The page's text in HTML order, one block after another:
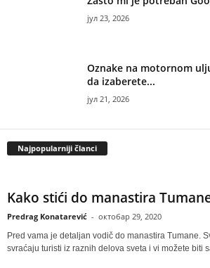
јул 23, 2026
Oznake na motornom
da izaberete...
јул 21, 2026
Najpopularniji članci
Kako stići do manastira
Predrag Konatarević - октобар 29, 2020
Pred vama je detaljan vodič do manastira Tumane.
svraćaju turisti iz raznih delova sveta i vi možete biti